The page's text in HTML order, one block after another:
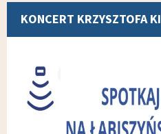
KONCERT KRZYSZTOFA